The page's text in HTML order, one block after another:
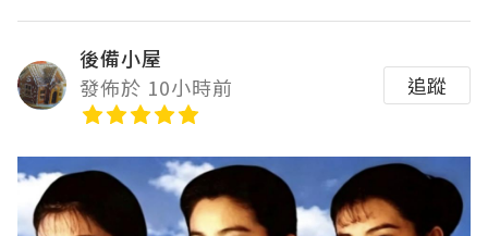
後備小屋
發佈於 10小時前
追蹤